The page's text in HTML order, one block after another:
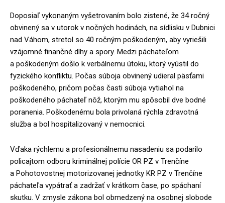
Doposiaľ vykonaným vyšetrovaním bolo zistené, že 34 ročný
obvinený sa v utorok v nočných hodinách, na sídlisku v Dubnici
nad Váhom, stretol so 40 ročným poškodeným, aby vyriešili
vzájomné finančné dlhy a spory. Medzi páchateľom
a poškodeným došlo k verbálnemu útoku, ktorý vyústil do
fyzického konfliktu. Počas súboja obvinený udieral päsťami
poškodeného, pričom počas časti súboja vytiahol na
poškodeného páchateľ nôž, ktorým mu spôsobil dve bodné
poranenia. Poškodenému bola privolaná rýchla zdravotná
služba a bol hospitalizovaný v nemocnici.
Vďaka rýchlemu a profesionálnemu nasadeniu sa podarilo
policajtom odboru kriminálnej polície OR PZ v Trenčíne
a Pohotovostnej motorizovanej jednotky KR PZ v Trenčíne
páchateľa vypátrať a zadržať v krátkom čase, po spáchaní
skutku. V zmysle zákona bol obmedzený na osobnej slobode